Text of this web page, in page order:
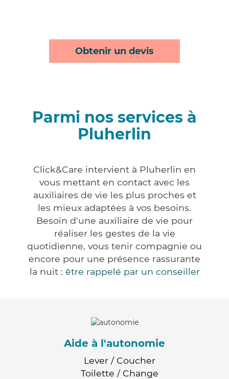
Obtenir un devis
Parmi nos services à
Pluherlin
Click&Care intervient à Pluherlin en
vous mettant en contact avec les
auxiliaires de vie les plus proches et
les mieux adaptées à vos besoins.
Besoin d'une auxiliaire de vie pour
réaliser les gestes de la vie
quotidienne, vous tenir compagnie ou
encore pour une présence rassurante
la nuit : être rappelé par un conseiller
Aide à l'autonomie
Lever / Coucher
Toilette / Change